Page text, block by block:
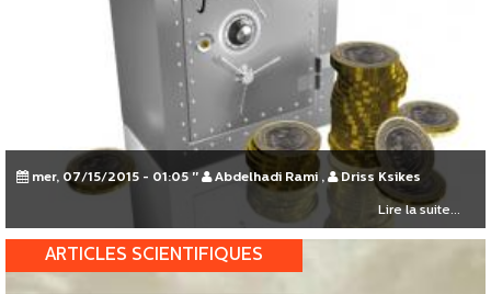
mer, 07/15/2015 - 01:05 " Abdelhadi Rami , Driss Ksikes
Lire la suite...
ARTICLES SCIENTIFIQUES